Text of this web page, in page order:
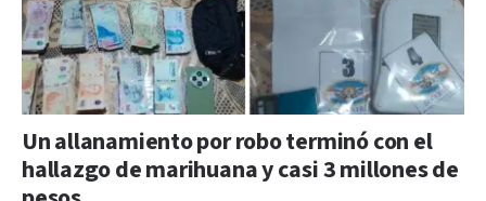
Un allanamiento por robo terminó con el
hallazgo de marihuana y casi 3 millones de